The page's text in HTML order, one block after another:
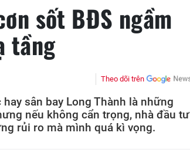
sốt BĐS ngầm
tầng
Theo dõi trên
sân bay Long Thành là những
nếu không cẩn trọng, nhà đầu tư
rủi ro mà mình quá kì vọng.